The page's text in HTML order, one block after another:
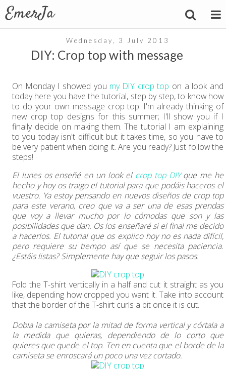
Wednesday, 3 July 2013
DIY: Crop top with message
On Monday I showed you my DIY crop top on a look and
today here you have the tutorial, step by step, to know how
to do your own message crop top. I'm already thinking of
new crop top designs for this summer; I'll show you if I
finally decide on making them. The tutorial I am explaining
to you today isn't difficult but it takes time, so you have to
be very patient when doing it. Are you ready? Just follow the
steps!
El lunes os enseñé en un look el crop top DIYque me he
hecho y hoy os traigo el tutorial para que podáis haceros el
vuestro. Ya estoy pensando en nuevos diseños de crop top
para este verano, creo que va a ser una de esas prendas
que voy a llevar mucho por lo cómodas que son y las
posibilidades que dan. Os los enseñaré si el final me decido
a hacerlos. El tutorial que os explico hoy no es nada difícil,
pero requiere su tiempo así que se necesita paciencia.
¿Estáis listas? Simplemente hay que seguir los pasos.
Fold the T-shirt vertically in a half and cut it straight as you
like, depending how cropped you want it. Take into account
that the border of the T-shirt curls a bit once it is cut.
Dobla la camiseta por la mitad de forma vertical y córtala a
la medida que quieras, dependiendo de lo corto que
quieres que quede el top. Ten en cuenta que el borde de la
camiseta se enroscará un poco una vez cortado.